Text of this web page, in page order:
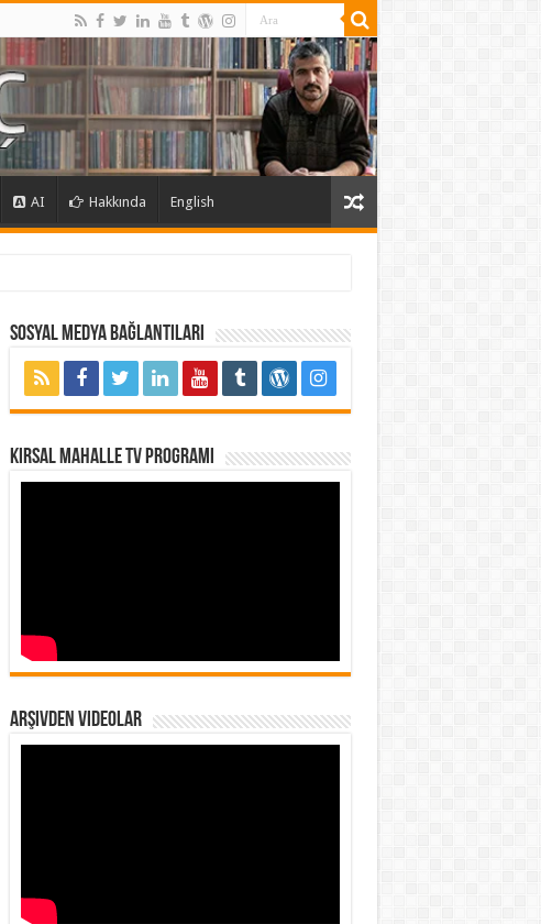
AI Hakkında English
Sosyal Medya Bağlantıları
Kırsal Mahalle TV Programı
Arşivden Videolar